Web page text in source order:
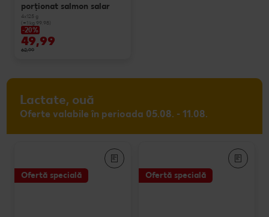
porționat salmon salar
4x125 g
(=1 kg 99.98)
-20%
49,99
62,99
Lactate, ouă
Oferte valabile în perioada 05.08. - 11.08.
Ofertă specială Ofertă specială